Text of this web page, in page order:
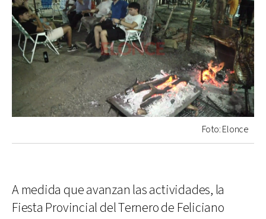
Foto: Elonce
A medida que avanzan las actividades, la
Fiesta Provincial del Ternero de Feliciano